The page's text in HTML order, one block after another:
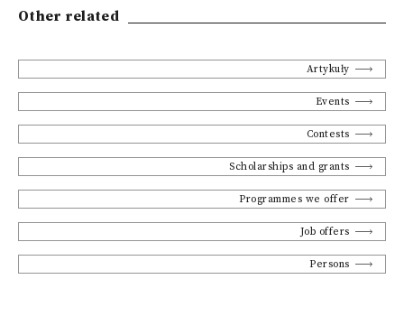
Other related
Artykuły
Events
Contests
Scholarships and grants
Programmes we offer
Job offers
Persons